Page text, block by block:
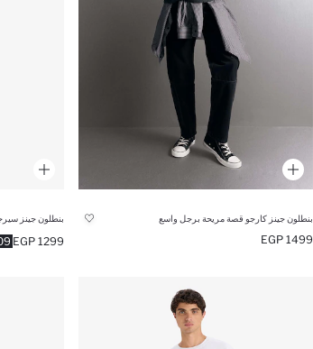
بنطلون جينز كارجو قصة مريحة برجل واسع
1499 EGP
بنطلون جينز
1299 EGP